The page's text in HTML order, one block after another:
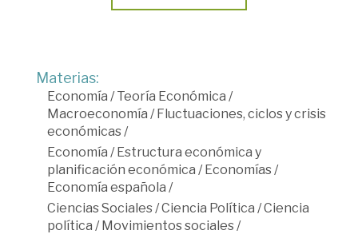
Materias:
Economía /Teoría Económica /
Macroeconomía /Fluctuaciones, ciclos y crisis
económicas/
Economía /Estructura económica y
planificación económica /Economías/
Economía española /
Ciencias Sociales/Ciencia Política /Ciencia
política /Movimientos sociales/